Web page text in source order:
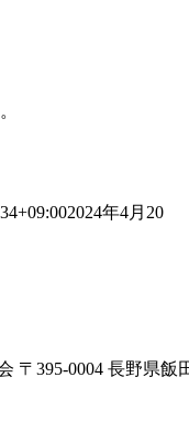
2024年4月20
〒395-0004 長野県飯